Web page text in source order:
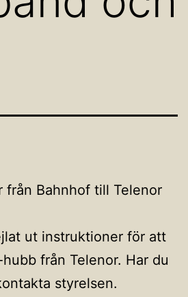
från Bahnhof till Telenor
ut instruktioner för att
från Telenor. Har du
styrelsen.